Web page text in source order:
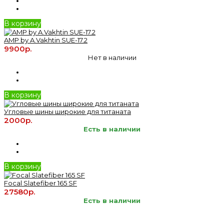
В корзину
AMP by A.Vakhtin SUE-17.2
9900р.
Нет в наличии
В корзину
Угловые шины широкие для титаната
2000р.
Есть в наличии
В корзину
Focal Slatefiber 165 SF
27580р.
Есть в наличии